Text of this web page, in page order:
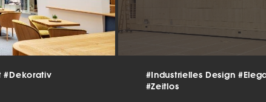
#Dekorativ
#Industrielles Design
#Zeitlos
Statistiken